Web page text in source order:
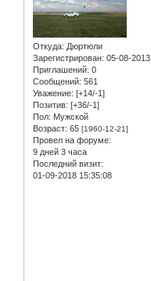
Откуда: Дюртюли
Зарегистрирован: 05-08-2013
Приглашений: 0
Сообщений: 561
Уважение: [+14/-1]
Позитив: [+36/-1]
Пол: Мужской
Возраст: 65 [1960-12-21]
Провел на форуме:
9 дней 3 часа
Последний визит:
01-09-2018 15:35:08